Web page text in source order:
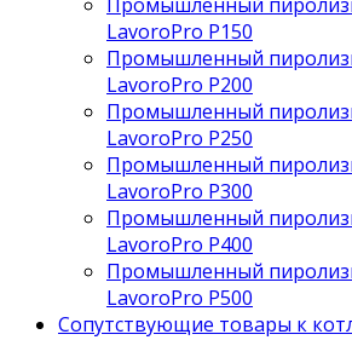
LavoroPro P150
Промышленный
LavoroPro P200
Промышленный
LavoroPro P250
Промышленный
LavoroPro P300
Промышленный
LavoroPro P400
Промышленный
LavoroPro P500
Сопутствующие товары к